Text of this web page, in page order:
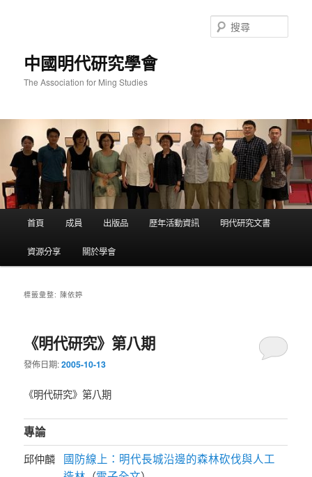
中國明代研究學會
The Association for Ming Studies
尋
首頁 成員 出版品 歷年活動資訊 明代研究文書
資源分享 關於學會
標籤彙整:陳依婷
《明代研究》第八期
發佈日期:2005-10-13
《明代研究》第八期
專論
邱仲麟
國防線上：明代長城沿邊的森林砍伐與人工